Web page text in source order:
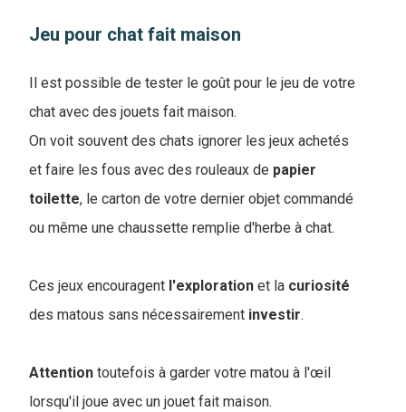
Jeu pour chat fait maison
Il est possible de tester le goût pour le jeu de votre
chat avec des jouets fait maison.
On voit souvent des chats ignorer les jeux achetés
et faire les fous avec des rouleaux de papier
toilette, le carton de votre dernier objet commandé
ou même une chaussette remplie d'herbe à chat.
Ces jeux encouragent l'exploration et la curiosité
des matous sans nécessairement investir.
Attention toutefois à garder votre matou à l'œil
lorsqu'il joue avec un jouet fait maison.